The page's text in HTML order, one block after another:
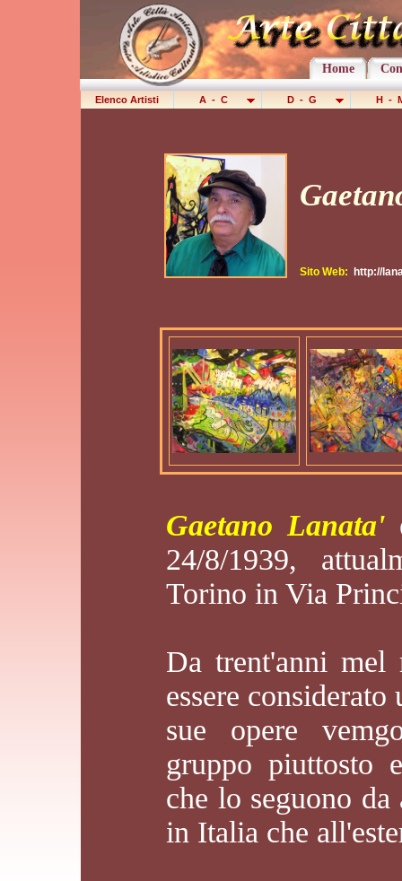
Home
Elenco Artisti A - C D - G H -
Sito Web: http://
Gaetano Lanata'
24/8/1939,
Torino in Via
Da trent'anni mel
essere
sue opere
gruppo piuttosto
che lo seguono
in Italia che